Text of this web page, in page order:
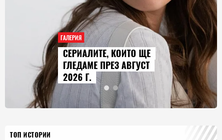
ГАЛЕРИЯ
СЕРИАЛИТЕ, КОИТО ЩЕ
ГЛЕДАМЕ ПРЕЗ АВГУСТ
2026 Г.
ТОП ИСТОРИИ